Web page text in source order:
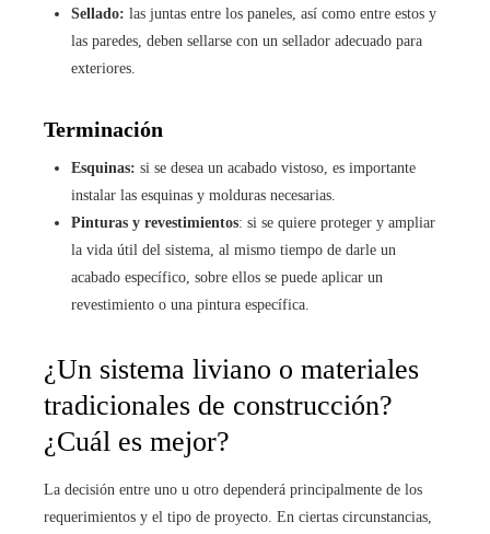
Sellado: las juntas entre los paneles, así como entre estos y
las paredes, deben sellarse con un sellador adecuado para
exteriores.
Terminación
Esquinas: si se desea un acabado vistoso, es importante
instalar las esquinas y molduras necesarias.
Pinturas y revestimientos: si se quiere proteger y ampliar
la vida útil del sistema, al mismo tiempo de darle un
acabado específico, sobre ellos se puede aplicar un
revestimiento o una pintura específica.
¿Un sistema liviano o materiales
tradicionales de construcción?
¿Cuál es mejor?
La decisión entre uno u otro dependerá principalmente de los
requerimientos y el tipo de proyecto. En ciertas circunstancias,